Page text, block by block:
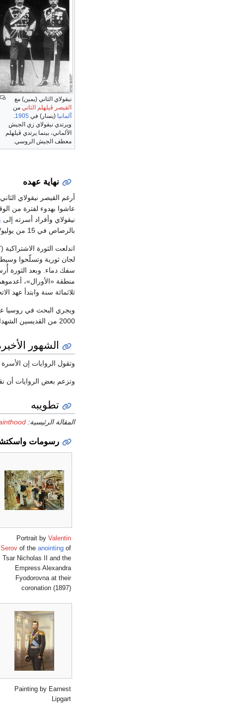
نيقولاي الثاني (يمين) مع
القيصر ڤيلهلم الثاني من
ألمانيا (يسار) في 1905
ويرتدي نيقولاي زي الجيش
الألماني، بينما يرتدي ڤيلهلم
معطف الجيش الروسي.
نهاية عهده
نيقولاي وأفراد أسرته إلى
بالرصاص في 15 من يوليو/تموز عام 1918.
لجان ثورية وتسلّحوا
سفك دماء. وبعد الثورة
ثلاثمائة سنة وابتدأ عهد
ويجري البحث في روسيا عن
2000 من القديسين الشهداء.
الشهور
وتقول الروايات إن الأسرة قد
وتزعم بعض الروايات أن
تطويبه
المقالة الرئيسية:
رسومات
Portrait by Valentin
Serov of the anointing of
Tsar Nicholas II and the
Empress Alexandra
Fyodorovna at their
coronation (1897)
Painting by Earnest
Lipgart